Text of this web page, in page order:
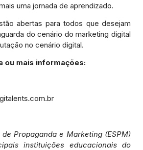
uma jornada de aprendizado.
abertas para todos que desejam
do cenário do marketing digital
no cenário digital.
ou mais informações:
Propaganda e Marketing (ESPM)
instituições educacionais do